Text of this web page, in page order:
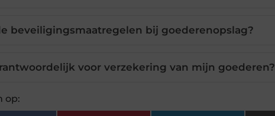
beveiligingsmaatregelen bij goederenopslag?
voor verzekering van mijn goederen?
op: